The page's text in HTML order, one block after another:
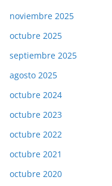
noviembre 2025
octubre 2025
septiembre 2025
agosto 2025
octubre 2024
octubre 2023
octubre 2022
octubre 2021
octubre 2020